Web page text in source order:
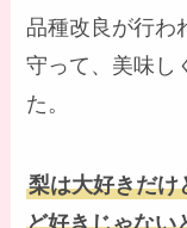
品種改良が行わ
守って、美味し
た。
梨は大好きだけ
ど好きじゃない